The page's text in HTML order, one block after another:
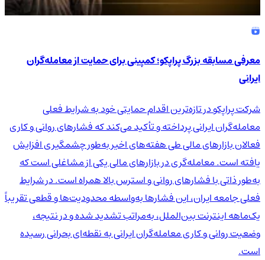
معرفی مسابقه بزرگ پراپکو؛ کمپینی برای حمایت از معامله‌گران
ایرانی
شرکت پراپکو در تازه‌ترین اقدام حمایتی خود به شرایط فعلی
معامله‌گران ایرانی پرداخته و تأکید می‌کند که فشارهای روانی و کاری
فعالان بازارهای مالی طی هفته‌های اخیر به‌طور چشمگیری افزایش
یافته است. معامله‌گری در بازارهای مالی یکی از مشاغلی است که
به‌طور ذاتی با فشارهای روانی و استرس بالا همراه است. در شرایط
فعلی جامعه ایران، این فشارها به‌واسطه محدودیت‌ها و قطعی تقریباً
یک‌ماهه اینترنت بین‌الملل، به‌مراتب تشدید شده و در نتیجه،
وضعیت روانی و کاری معامله‌گران ایرانی به نقطه‌ای بحرانی رسیده
است.